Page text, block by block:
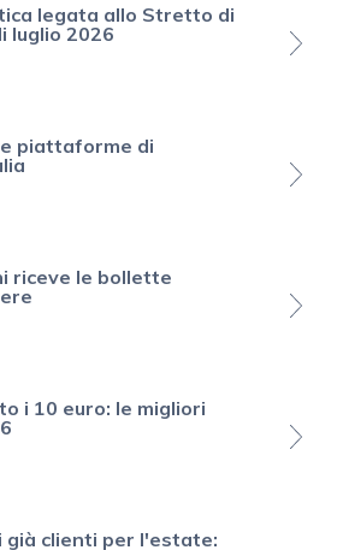
legata allo Stretto di
luglio 2026
piattaforme di
riceve le bollette
i 10 euro: le migliori
già clienti per l'estate: